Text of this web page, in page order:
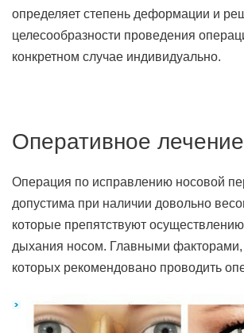
определяет степень деформации и
целесообразности проведения
конкретном случае индивидуально.
Оперативное лечение
Операция по исправлению носовой
допустима при наличии довольно
которые препятствуют
дыхания носом. Главными факторами,
которых рекомендовано проводить